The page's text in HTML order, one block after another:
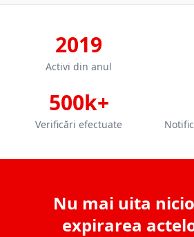
2019
Activi din anul
500k+
Verificări efectuate
Nu mai uita
expirarea